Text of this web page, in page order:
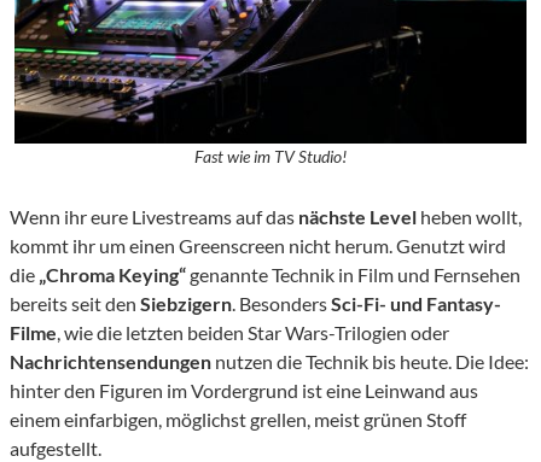
Fast wie im TV Studio!
Wenn ihr eure Livestreams auf das nächste Level heben wollt,
kommt ihr um einen Greenscreen nicht herum. Genutzt wird
die „Chroma Keying“genannte Technik in Film und Fernsehen
bereits seit den Siebzigern. BesondersSci-Fi- und Fantasy-
Filme, wie die letzten beiden Star Wars-Trilogien oder
Nachrichtensendungen nutzen die Technik bis heute. Die Idee:
hinter den Figuren im Vordergrund ist eine Leinwand aus
einem einfarbigen, möglichst grellen, meist grünen Stoff
aufgestellt.